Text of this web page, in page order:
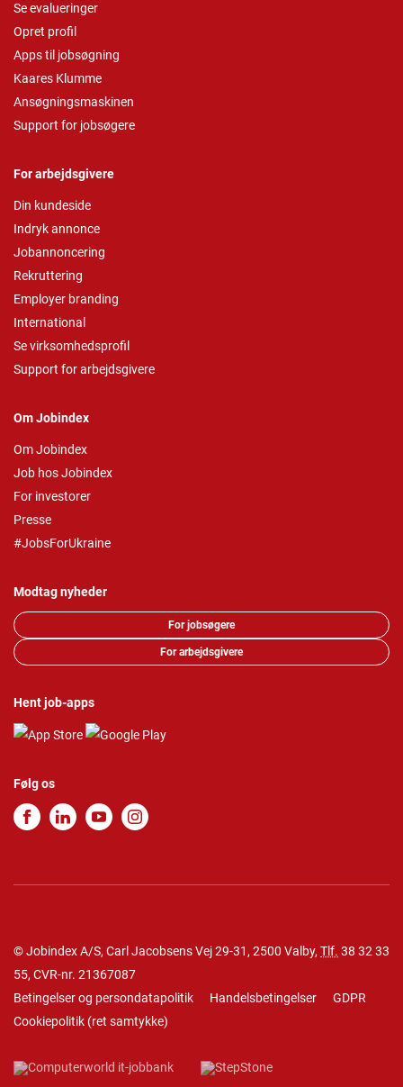
Se evalueringer
Opret profil
Apps til jobsøgning
Kaares Klumme
Ansøgningsmaskinen
Support for jobsøgere
For arbejdsgivere
Din kundeside
Indryk annonce
Jobannoncering
Rekruttering
Employer branding
International
Se virksomhedsprofil
Support for arbejdsgivere
Om Jobindex
Om Jobindex
Job hos Jobindex
For investorer
Presse
#JobsForUkraine
Modtag nyheder
For jobsøgere
For arbejdsgivere
Hent job-apps
Følg os
© Jobindex A/S, Carl Jacobsens Vej 29-31, 2500 Valby, Tlf. 38 32 33
55, CVR-nr. 21367087
Betingelser og persondatapolitik
Handelsbetingelser
GDPR
Cookiepolitik (ret samtykke)